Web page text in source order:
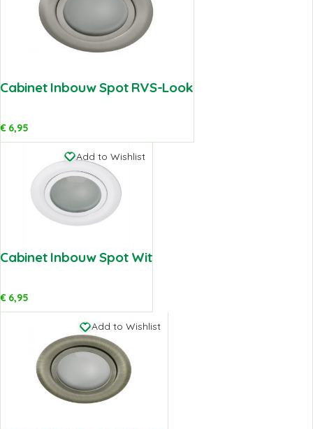
Cabinet Inbouw Spot RVS-Look
€6,95
Add to Wishlist
Cabinet Inbouw Spot Wit
€6,95
Add to Wishlist